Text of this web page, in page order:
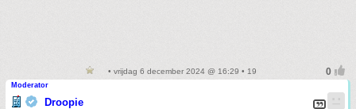
• vrijdag 6 december 2024 @ 16:29 • 19
Moderator
Droopie